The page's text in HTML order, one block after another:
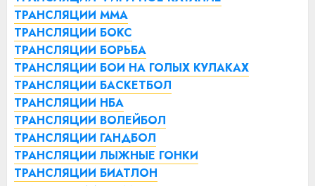
ТРАНСЛЯЦИИ ММА
ТРАНСЛЯЦИИ БОКС
ТРАНСЛЯЦИИ БОРЬБА
ТРАНСЛЯЦИИ БОИ НА ГОЛЫХ КУЛАКАХ
ТРАНСЛЯЦИИ БАСКЕТБОЛ
ТРАНСЛЯЦИИ НБА
ТРАНСЛЯЦИИ ВОЛЕЙБОЛ
ТРАНСЛЯЦИИ ГАНДБОЛ
ТРАНСЛЯЦИИ ЛЫЖНЫЕ ГОНКИ
ТРАНСЛЯЦИИ БИАТЛОН